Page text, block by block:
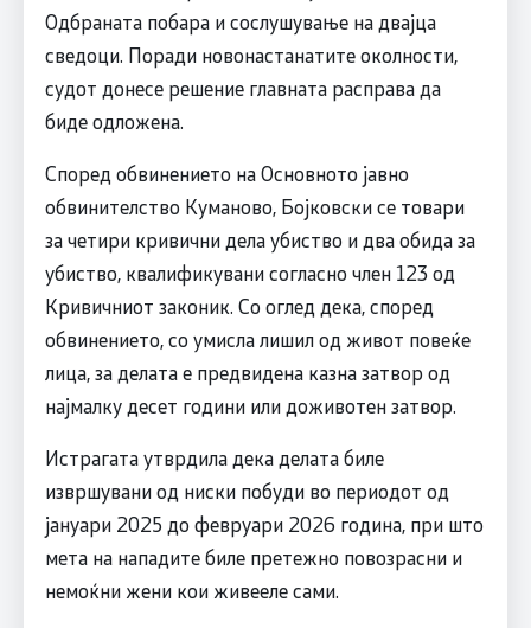
Одбраната побара и сослушување на двајца
сведоци. Поради новонастанатите околности,
судот донесе решение главната расправа да
биде одложена.
Според обвинението на Основното јавно
обвинителство Куманово, Бојковски се товари
за четири кривични дела убиство и два обида за
убиство, квалификувани согласно член 123 од
Кривичниот законик. Со оглед дека, според
обвинението, со умисла лишил од живот повеќе
лица, за делата е предвидена казна затвор од
најмалку десет години или доживотен затвор.
Истрагата утврдила дека делата биле
извршувани од ниски побуди во периодот од
јануари 2025 до февруари 2026 година, при што
мета на нападите биле претежно повозрасни и
немоќни жени кои живееле сами.